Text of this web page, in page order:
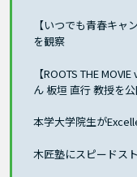
【いつでも青春キャ
を観察
【ROOTS THE
ん 板垣 直行 教授を
本学大学院生が
木匠塾にスピードス